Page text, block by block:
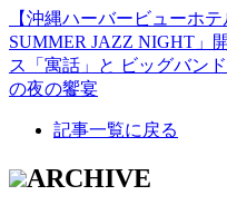
【沖縄ハーバービューホ
SUMMER JAZZ NIGHT」
ス「寓話」と ビッグバン
の夜の饗宴
記事一覧に戻る
ARCHIVE